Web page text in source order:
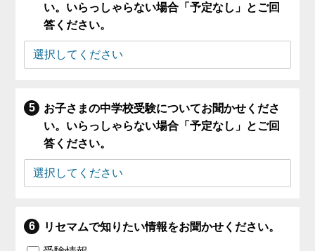
い。いらっしゃらない場合「予定なし」とご回
答ください。
お子さまの中学校受験についてお聞かせくださ
い。いらっしゃらない場合「予定なし」とご回
答ください。
リセマムで知りたい情報をお聞かせください。